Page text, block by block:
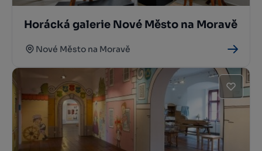
Horácká galerie Nové Město na Moravě
Nové Město na Moravě